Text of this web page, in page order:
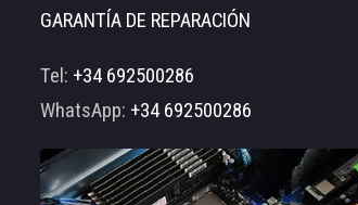
GARANTÍA DE REPARACIÓN
Tel: +34 692500286
WhatsApp: +34 692500286